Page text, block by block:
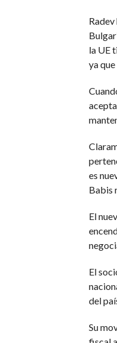
la UE
ya
es
Babis
El
El
del
Su